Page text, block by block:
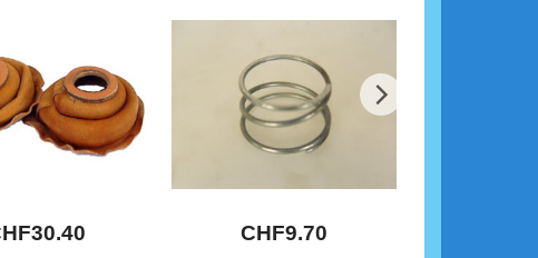
30.40 CHF9.70